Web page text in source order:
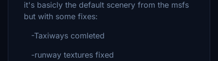
it's basicly the default scenery from the msfs
but with some fixes:
-Taxiways comleted
-runway textures fixed